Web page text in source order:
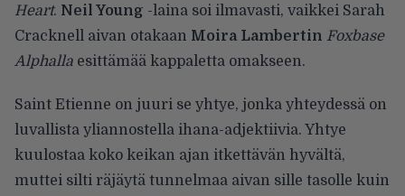
Heart. Neil Young -laina soi ilmavasti, vaikkei Sarah
Cracknell aivan otakaan Moira Lambertin Foxbase
Alphalla esittämää kappaletta omakseen.
Saint Etienne on juuri se yhtye, jonka yhteydessä on
luvallista yliannostella ihana-adjektiivia. Yhtye
kuulostaa koko keikan ajan itkettävän hyvältä,
muttei silti räjäytä tunnelmaa aivan sille tasolle kuin